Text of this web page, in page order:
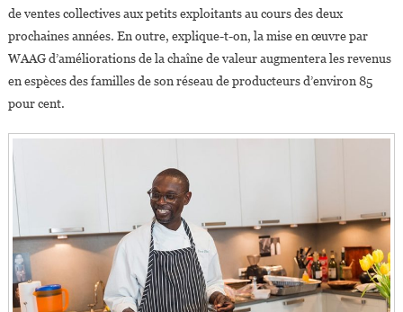
de ventes collectives aux petits exploitants au cours des deux
prochaines années. En outre, explique-t-on, la mise en œuvre par
WAAG d’améliorations de la chaîne de valeur augmentera les revenus
en espèces des familles de son réseau de producteurs d’environ 85
pour cent.